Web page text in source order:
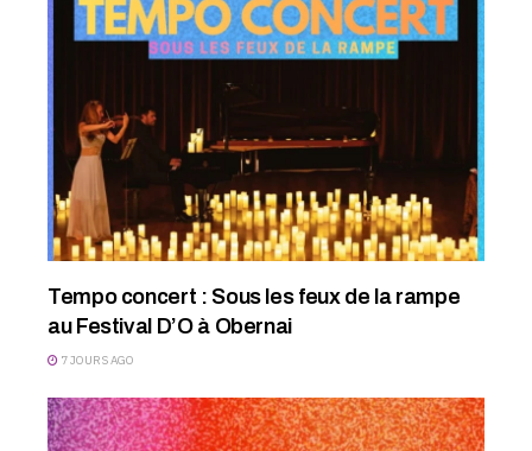
Tempo concert : Sous les feux de la rampe
au Festival D’O à Obernai
7 JOURS AGO